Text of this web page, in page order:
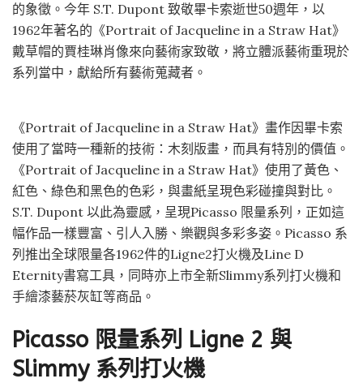
的象徵。今年 S.T. Dupont 致敬畢卡索逝世50週年，以
1962年著名的《Portrait of Jacqueline in a Straw Hat》
戴草帽的賈桂琳肖像來向藝術家致敬，將立體派藝術重現於
系列當中，獻給所有藝術蒐藏者。
《Portrait of Jacqueline in a Straw Hat》畫作因畢卡索
使用了當時一種新的技術：木刻版畫，而具有特別的價值。
《Portrait of Jacqueline in a Straw Hat》使用了黃色、
紅色、綠色和黑色的色彩，與畫紙呈現色彩碰撞與對比。
S.T. Dupont 以此為靈感，呈現Picasso 限量系列，正如這
幅作品一樣豐富、引人入勝、樂觀與多彩多姿。Picasso 系
列推出全球限量各1962件的Ligne2打火機及Line D
Eternity書寫工具，同時亦上市全新Slimmy系列打火機和
手繪漆藝菸灰缸等商品。
Picasso 限量系列 Ligne 2 與
Slimmy 系列打火機